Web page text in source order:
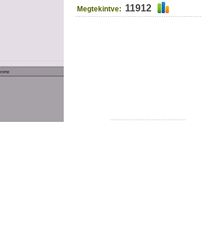
Megtekintve: 11912